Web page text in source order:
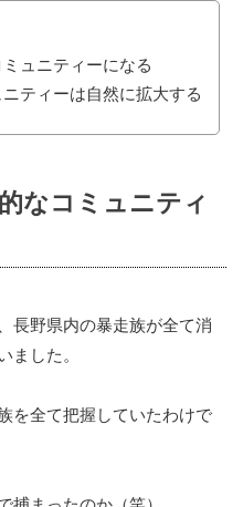
ュニティーになる
ティーは自然に拡大する
なコミュニティ
長野県内の暴走族が全て消
ました。
を全て把握していたわけで